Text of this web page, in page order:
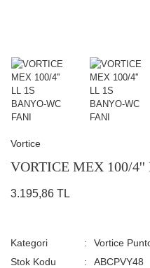
Vortice
VORTICE MEX 100/
3.195,86 TL
Kategori
Vortice
Stok Kodu
ABCPVY48